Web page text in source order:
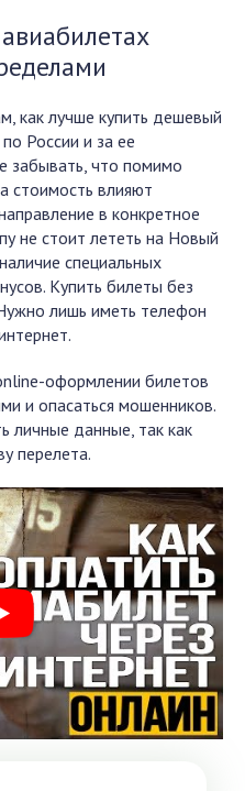
как лучше купить дешевый
России и за ее
забывать, что помимо
стоимость влияют
в конкретное
не стоит лететь на Новый
специальных
Купить билеты без
лишь иметь телефон
-оформлении билетов
и опасаться мошенников.
личные данные, так как
перелета.